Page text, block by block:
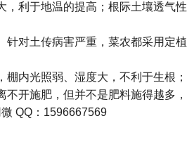
，利于地温的提高；根际土壤透气
针对土传病害严重，菜农都采用定
棚内光照弱、湿度大，不利于生根
不开施肥，但并不是肥料施得越多，
QQ：1596667569